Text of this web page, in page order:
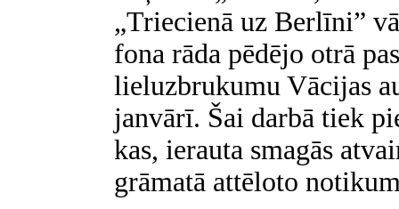
„Triecienā uz Berlīni”
fona rāda pēdējo otrā
lieluzbrukumu Vācijas
janvārī. Šai darbā tiek
kas, ierauta smagās
grāmatā attēloto